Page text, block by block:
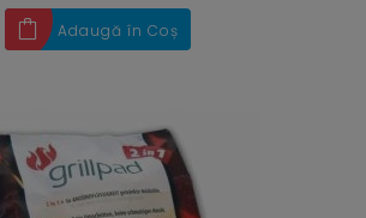
Adaugă în Coș